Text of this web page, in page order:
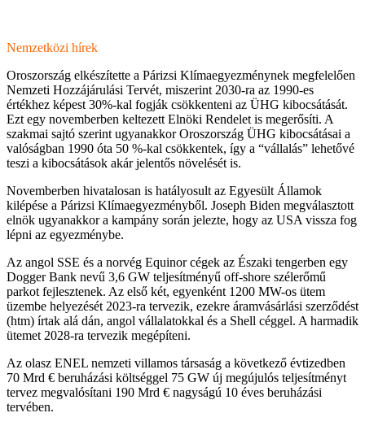
Nemzetközi hírek
Oroszország elkészítette a Párizsi Klímaegyezménynek megfelelően
Nemzeti Hozzájárulási Tervét, miszerint 2030-ra az 1990-es
értékhez képest 30%-kal fogják csökkenteni az ÜHG kibocsátását.
Ezt egy novemberben keltezett Elnöki Rendelet is megerősíti. A
szakmai sajtó szerint ugyanakkor Oroszország ÜHG kibocsátásai a
valóságban 1990 óta 50 %-kal csökkentek, így a “vállalás” lehetővé
teszi a kibocsátások akár jelentős növelését is.
Novemberben hivatalosan is hatályosult az Egyesült Államok
kilépése a Párizsi Klímaegyezményből. Joseph Biden megválasztott
elnök ugyanakkor a kampány során jelezte, hogy az USA vissza fog
lépni az egyezménybe.
Az angol SSE és a norvég Equinor cégek az Északi tengerben egy
Dogger Bank nevű 3,6 GW teljesítményű off-shore szélerőmű
parkot fejlesztenek. Az első két, egyenként 1200 MW-os ütem
üzembe helyezését 2023-ra tervezik, ezekre áramvásárlási szerződést
(htm) írtak alá dán, angol vállalatokkal és a Shell céggel. A harmadik
ütemet 2028-ra tervezik megépíteni.
Az olasz ENEL nemzeti villamos társaság a következő évtizedben
70 Mrd € beruházási költséggel 75 GW új megújulós teljesítményt
tervez megvalósítani 190 Mrd € nagyságú 10 éves beruházási
tervében.